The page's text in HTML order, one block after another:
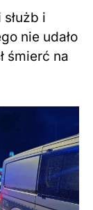
i
nie udało
śmierć na